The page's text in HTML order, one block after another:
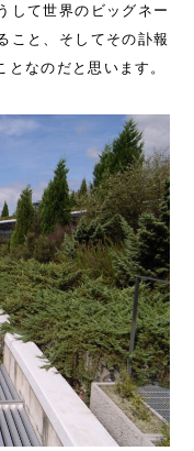
して世界のビッグネー
こと、そしてその訃報
なのだと思います。